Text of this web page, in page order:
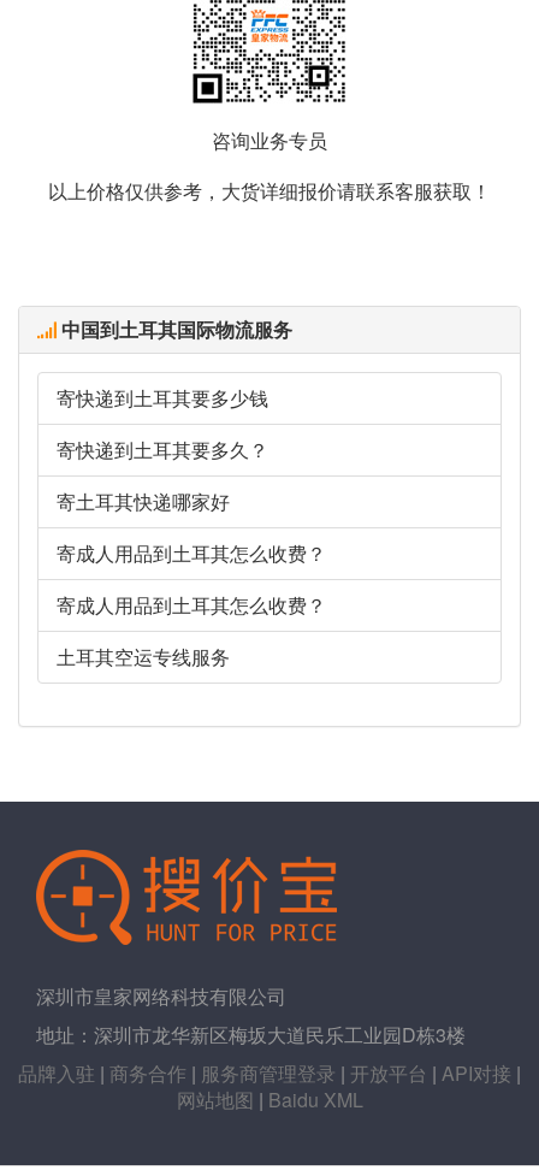
咨询业务专员
以上价格仅供参考，大货详细报价请联系客服获取！
中国到土耳其国际物流服务
寄快递到土耳其要多少钱
寄快递到土耳其要多久？
寄土耳其快递哪家好
寄成人用品到土耳其怎么收费？
寄成人用品到土耳其怎么收费？
土耳其空运专线服务
深圳市皇家网络科技有限公司
地址：深圳市龙华新区梅坂大道民乐工业园D栋3楼
品牌入驻 | 商务合作 | 服务商管理登录 | 开放平台 | API对接 |
网站地图 | Baidu XML